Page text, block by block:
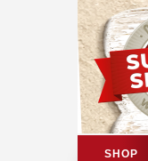
SHOP